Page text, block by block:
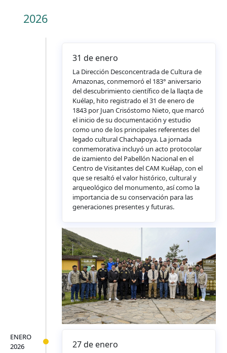
2026
ENERO
2026
31 de enero
La Dirección Desconcentrada de Cultura de
Amazonas, conmemoró el 183° aniversario
del descubrimiento científico de la llaqta de
Kuélap, hito registrado el 31 de enero de
1843 por Juan Crisóstomo Nieto, que marcó
el inicio de su documentación y estudio
como uno de los principales referentes del
legado cultural Chachapoya. La jornada
conmemorativa incluyó un acto protocolar
de izamiento del Pabellón Nacional en el
Centro de Visitantes del CAM Kuélap, con el
que se resaltó el valor histórico, cultural y
arqueológico del monumento, así como la
importancia de su conservación para las
generaciones presentes y futuras.
27 de enero